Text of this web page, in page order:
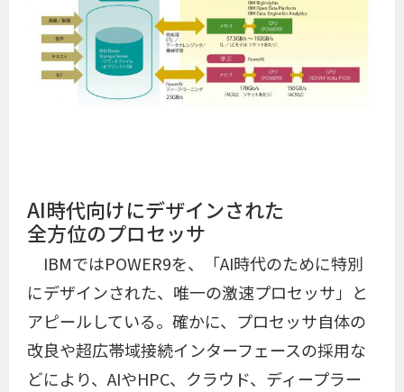
AI時代向けにデザインされた
全方位のプロセッサ
IBMではPOWER9を、「AI時代のために特別
にデザインされた、唯一の激速プロセッサ」と
アピールしている。確かに、プロセッサ自体の
改良や超広帯域接続インターフェースの採用な
どにより、AIやHPC、クラウド、ディープラー